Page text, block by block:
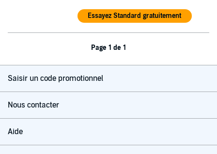
Essayez Standard gratuitement
Page 1 de 1
Saisir un code promotionnel
Nous contacter
Aide